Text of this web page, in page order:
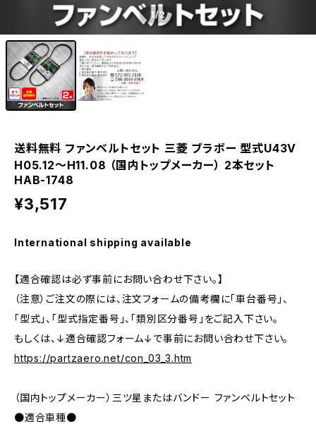
1/2
送料無料 ファンベルトセット 三菱 ブラボー 型式U43V
H05.12～H11.08 （国内トップメーカー） 2本セット
HAB-1748
¥3,517
International shipping available
【適合確認は必ず事前にお問い合わせ下さい。】
（注意）ご注文の際には、注文フォームの備考欄に「車台番号」、
「型式」、「型式指定番号」、「類別区分番号」をご記入下さい。
もしくは、↓適合確認フォーム↓で事前にお問い合わせ下さい。
https://partzaero.net/con_03_3.htm
（国内トップメーカー）三ツ星またはバンドー ファンベルトセット
●適合車種●